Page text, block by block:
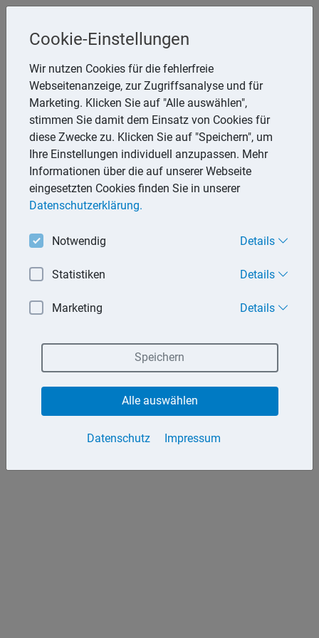
Passwort zurücksetzen
Cookie-Einstellungen
Wir nutzen Cookies für die fehlerfreie
Webseitenanzeige, zur Zugriffsanalyse und für
Marketing. Klicken Sie auf "Alle auswählen",
stimmen Sie damit dem Einsatz von Cookies für
diese Zwecke zu. Klicken Sie auf "Speichern", um
Ihre Einstellungen individuell anzupassen. Mehr
Informationen über die auf unserer Webseite
eingesetzten Cookies finden Sie in unserer
Datenschutzerklärung.
Notwendig Details
Statistiken Details
Marketing Details
Datenschutz Impressum
Speichern
Alle auswählen